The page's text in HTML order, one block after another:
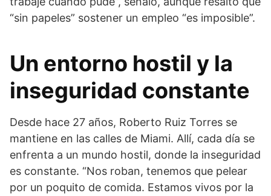
“sin papeles” sostener un empleo “es imposible”.
Un entorno hostil y la
inseguridad constante
Desde hace 27 años, Roberto Ruiz Torres se
mantiene en las calles de Miami. Allí, cada día se
enfrenta a un mundo hostil, donde la inseguridad
es constante. “Nos roban, tenemos que pelear
por un poquito de comida. Estamos vivos por la